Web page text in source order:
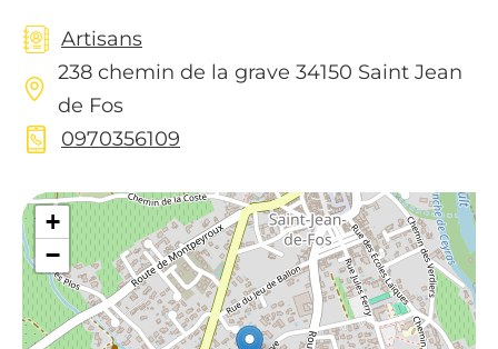
Artisans
238 chemin de la grave 34150 Saint Jean
de Fos
0970356109
+
−